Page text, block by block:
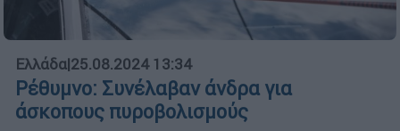
Ελλάδα|25.08.2024 13:34
Ρέθυμνο: Συνέλαβαν άνδρα για
άσκοπους πυροβολισμούς